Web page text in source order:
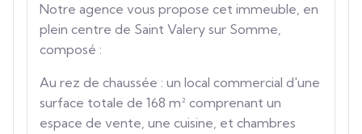
Notre agence vous propose cet immeuble, en
plein centre de Saint Valery sur Somme,
composé :
Au rez de chaussée : un local commercial d'une
surface totale de 168 m² comprenant un
espace de vente, une cuisine, et chambres